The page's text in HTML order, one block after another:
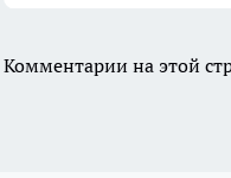
Комментарии на этой